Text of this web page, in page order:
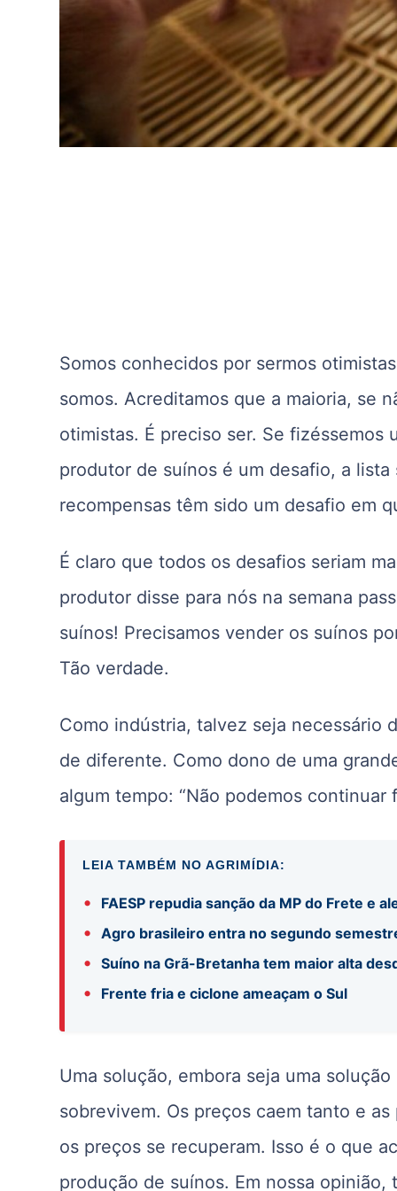
Somos conhecidos por sermos
somos. Acreditamos que a maioria, se
otimistas. É preciso ser. Se fizéssemos
produtor de suínos é um desafio, a
recompensas têm sido um desafio em
É claro que todos os desafios seriam
produtor disse para nós na semana
suínos! Precisamos vender os suínos
Tão verdade.
Como indústria, talvez seja necessário
de diferente. Como dono de uma
algum tempo: “Não podemos
LEIA TAMBÉM NO AGRIMÍDIA:
• FAESP repudia sanção da MP do Frete e
• Agro brasileiro entra no segundo
• Suíno na Grã-Bretanha tem maior alta
• Frente fria e ciclone ameaçam o Sul
Uma solução, embora seja uma
sobrevivem. Os preços caem tanto e
os preços se recuperam. Isso é o que
produção de suínos. Em nossa